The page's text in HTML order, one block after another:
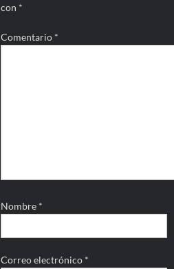
con *
Comentario *
Nombre *
Correo electrónico *